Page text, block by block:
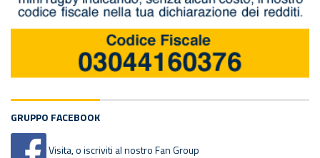
GRUPPO FACEBOOK
Visita, o iscriviti al nostro Fan Group